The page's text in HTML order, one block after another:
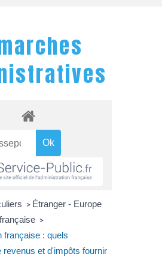
> Étranger - Europe
>
française : quels
revenus et d'impôts fournir